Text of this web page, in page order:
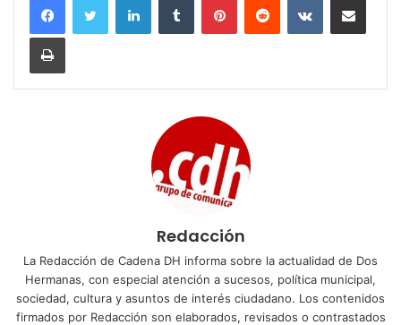
Imprimir
Redacción
La Redacción de Cadena DH informa sobre la actualidad de Dos
Hermanas, con especial atención a sucesos, política municipal,
sociedad, cultura y asuntos de interés ciudadano. Los contenidos
firmados por Redacción son elaborados, revisados o contrastados